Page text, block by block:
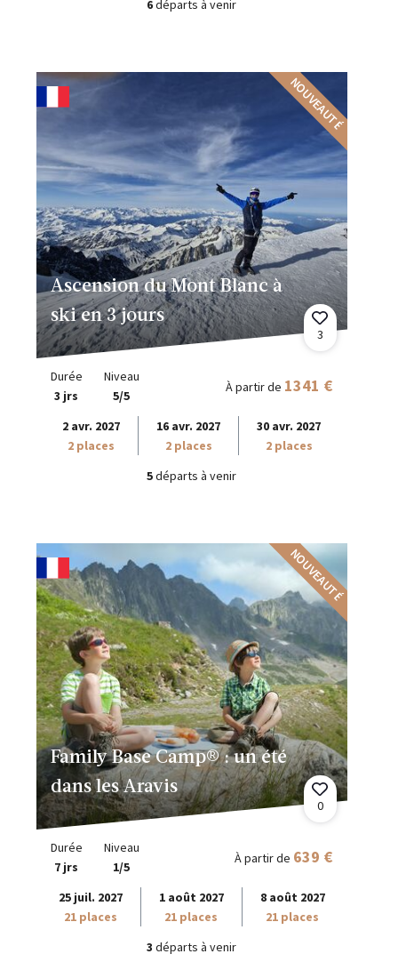
6départs à venir
NOUVEAUTÉ
Ascension du Mont Blanc à
ski en 3 jours
3
Durée
3 jrs
Niveau
5/5
À partir de 1341 €
2 avr. 2027
2 places
16 avr. 2027
2 places
30 avr. 2027
2 places
5départs à venir
NOUVEAUTÉ
Family Base Camp® : un été
dans les Aravis
0
Durée
7 jrs
Niveau
1/5
À partir de 639 €
25 juil. 2027
21 places
1 août 2027
21 places
8 août 2027
21 places
3 départs à venir